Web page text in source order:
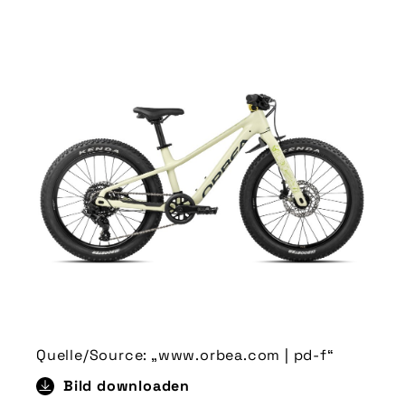
Quelle/Source: „www.orbea.com | pd-f“
Bild downloaden